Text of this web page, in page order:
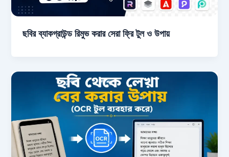
ছবির ব্যাকগ্রাউন্ড রিমুভ করার সেরা ফ্রি টুল ও উপায়